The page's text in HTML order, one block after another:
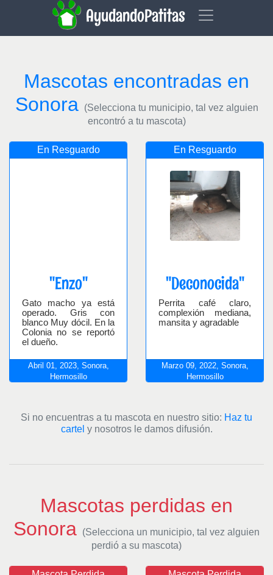
AyudandoPatitas
Mascotas encontradas en
Sonora (Selecciona tu municipio, tal vez alguien
encontró a tu mascota)
En Resguardo
"Enzo"
Gato macho ya está
operado. Gris con
blanco Muy dócil. En la
Colonia no se reportó
el dueño.
Abril 01, 2023, Sonora,
Hermosillo
En Resguardo
"Deconocida"
Perrita café claro,
complexión mediana,
mansita y agradable
Marzo 09, 2022, Sonora,
Hermosillo
Si no encuentras a tu mascota en nuestro sitio: Haz tu
cartel y nosotros le damos difusión.
Mascotas perdidas en
Sonora (Selecciona un municipio, tal vez alguien
perdió a su mascota)